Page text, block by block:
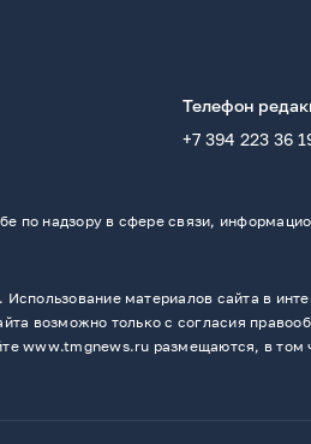
Телефон
+7 394 223 36
по надзору в сфере связи,
материалов сайта в
возможно только с согласия
www.tmgnews.ru размещаются, в том